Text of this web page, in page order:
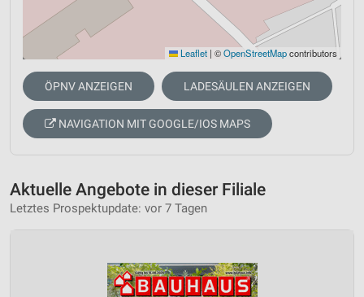
Leaflet | ©OpenStreetMapcontributors
ÖPNV ANZEIGEN LADESÄULEN ANZEIGEN
NAVIGATION MIT GOOGLE/IOS MAPS
Aktuelle Angebote in dieser Filiale
Letztes Prospektupdate: vor 7 Tagen